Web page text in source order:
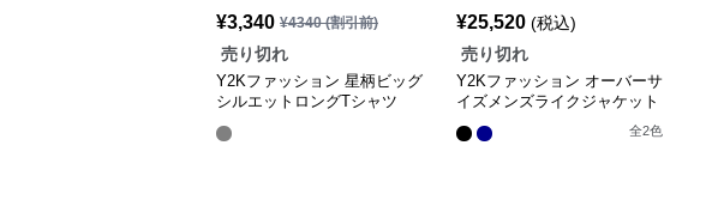
¥3,340 ¥4340(割引前)
売り切れ
Y2Kファッション 星柄ビッグ
シルエットロングTシャツ
¥25,520 (税込)
売り切れ
Y2Kファッション オーバーサ
イズメンズライクジャケット
全2色